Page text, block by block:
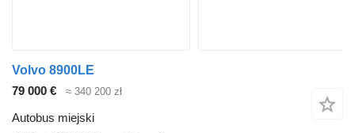
Volvo 8900LE
79 000 €
≈ 340 200 zł
Autobus miejski